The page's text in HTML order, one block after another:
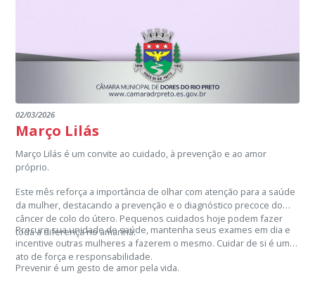
02/03/2026
Março Lilás
Março Lilás é um convite ao cuidado, à prevenção e ao amor
próprio.
Este mês reforça a importância de olhar com atenção para a saúde
da mulher, destacando a prevenção e o diagnóstico precoce do
câncer de colo do útero. Pequenos cuidados hoje podem fazer
toda a diferença no amanhã.
Procure sua unidade de saúde, mantenha seus exames em dia e
incentive outras mulheres a fazerem o mesmo. Cuidar de si é um
ato de força e responsabilidade.
Prevenir é um gesto de amor pela vida.